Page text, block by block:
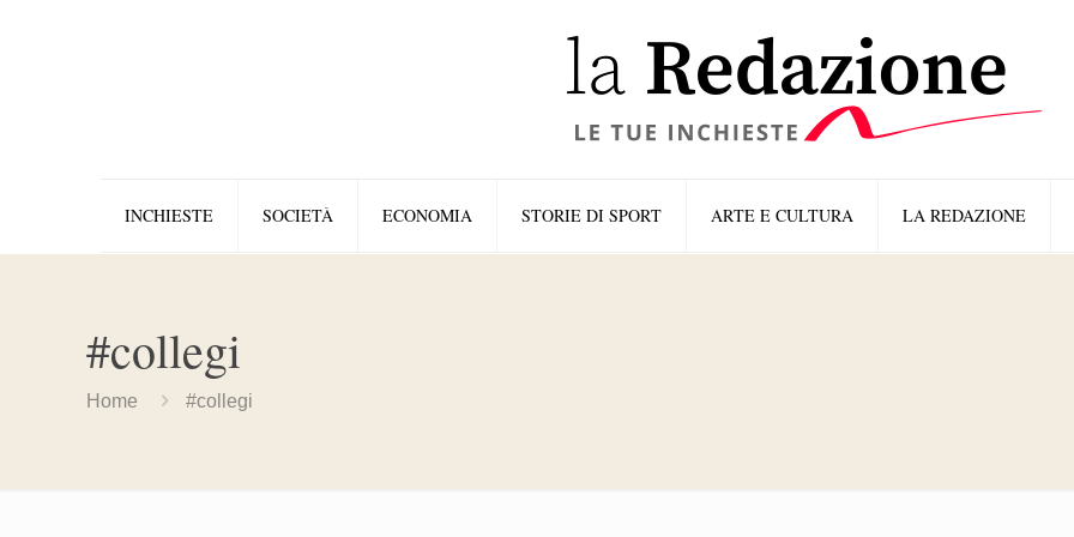
INCHIESTE SOCIETÀ ECONOMIA STORIE DI SPORT ARTE E CULTURA LA REDAZIONE
#collegi
Home #collegi